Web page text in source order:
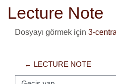
Lecture Note
Dosyayı görmek için 3-
← LECTURE NOTE